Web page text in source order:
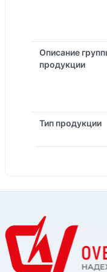
Описание
продукции
Тип продукции